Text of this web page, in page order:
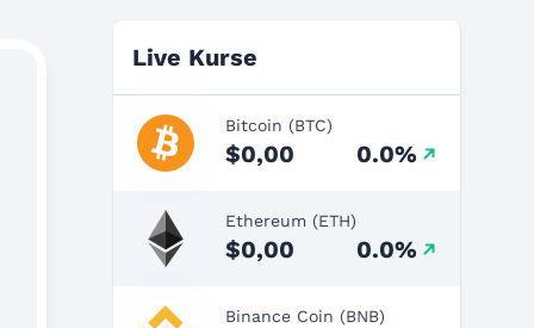
Live Kurse
Bitcoin (BTC)
$0,00 0.0%
Ethereum (ETH)
$0,00 0.0%
Binance Coin (BNB)